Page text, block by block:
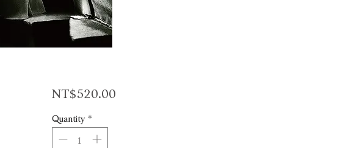
NT$520.00Price
Quantity *